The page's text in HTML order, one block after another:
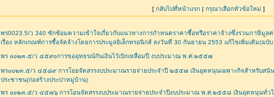
[ กลับไปที่หน้าแรก| กรุณาเลือกหัวข้อใหม่]
พร0023.5/ว 340 ซักซ้อมความเข้าใจเกี่ยวกับแนวทางการกำหนดราคาซื้อหรือราคาจ้างซึ่งรวมภาษีมูลค่
เรื่อง หลักเกณฑ์การซื้อจัดจ้างโดยการประมูลอิเล็กทรอนิกส์ ลงวันที่ 30 กันยายน 2553 แก้ไขเพิ่มเติม(ฉบับ
พร ๐๐๒๓.๕/ว ๔๕๙๐การขออุทธรณ์กันเงินไว้เบิกเหลื่อมปี งบประมาณ พ.ศ.๒๕๕๗
พร๐๐๒๓.๕/ว ๔๕๘๙ การโอยจัดสรรงบประมาณรายจ่ายประจำปี ๒๕๕๗ เงินอุดหนุนเฉพาะกิจสำหรับส
ประชาชน(ก่อสร้างประปาหมู่บ้าน)
พร ๐๐๒๓.๕/ว ๔๕๗๖ การโอนจัดสรรงบประมาณรายจ่ายประจำปีงบประมาณ พ.ศ.๒๕๕๘ เงินอุดหนุนทั่วไ